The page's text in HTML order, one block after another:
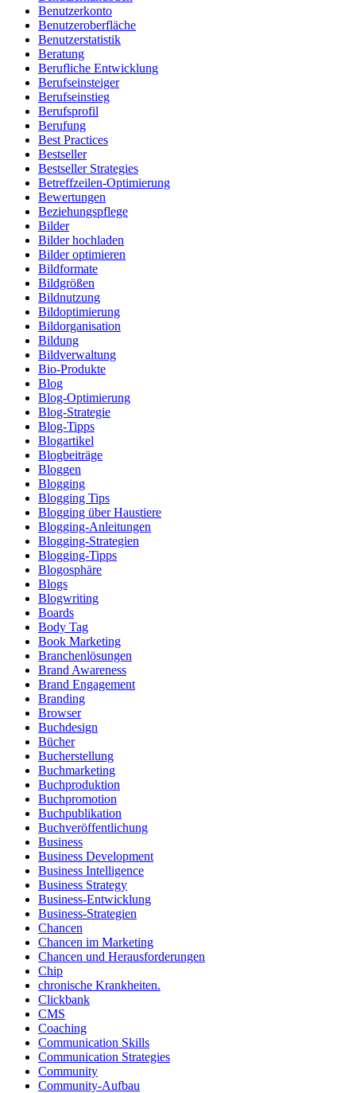
Benutzerkonto
Benutzeroberfläche
Benutzerstatistik
Beratung
Berufliche Entwicklung
Berufseinsteiger
Berufseinstieg
Berufsprofil
Berufung
Best Practices
Bestseller
Bestseller Strategies
Betreffzeilen-Optimierung
Bewertungen
Beziehungspflege
Bilder
Bilder hochladen
Bilder optimieren
Bildformate
Bildgrößen
Bildnutzung
Bildoptimierung
Bildorganisation
Bildung
Bildverwaltung
Bio-Produkte
Blog
Blog-Optimierung
Blog-Strategie
Blog-Tipps
Blogartikel
Blogbeiträge
Bloggen
Blogging
Blogging Tips
Blogging über Haustiere
Blogging-Anleitungen
Blogging-Strategien
Blogging-Tipps
Blogosphäre
Blogs
Blogwriting
Boards
Body Tag
Book Marketing
Branchenlösungen
Brand Awareness
Brand Engagement
Branding
Browser
Buchdesign
Bücher
Bucherstellung
Buchmarketing
Buchproduktion
Buchpromotion
Buchpublikation
Buchveröffentlichung
Business
Business Development
Business Intelligence
Business Strategy
Business-Entwicklung
Business-Strategien
Chancen
Chancen im Marketing
Chancen und Herausforderungen
Chip
chronische Krankheiten.
Clickbank
CMS
Coaching
Communication Skills
Communication Strategies
Community
Community-Aufbau